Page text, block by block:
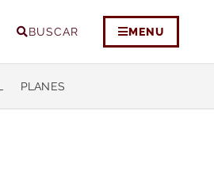
BUSCAR MENU
PLANES